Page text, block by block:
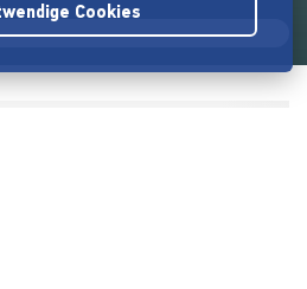
Cookies